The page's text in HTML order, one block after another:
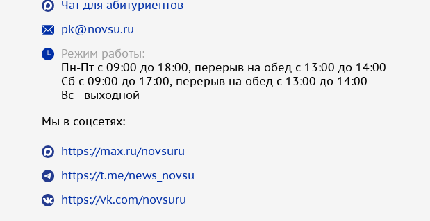
Чат для абитуриентов
pk@novsu.ru
Режим работы:
Пн-Пт с 09:00 до 18:00, перерыв на обед с 13:00 до 14:00
Сб с 09:00 до 17:00, перерыв на обед с 13:00 до 14:00
Вс - выходной
Мы в соцсетях:
https://max.ru/novsuru
https://t.me/news_novsu
https://vk.com/novsuru